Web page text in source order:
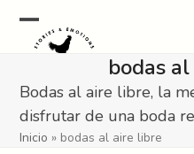
contentOpen
menu
Close
menu
bodas
Bodas al aire libre, la
disfrutar de una boda
Inicio » bodas al aire libre